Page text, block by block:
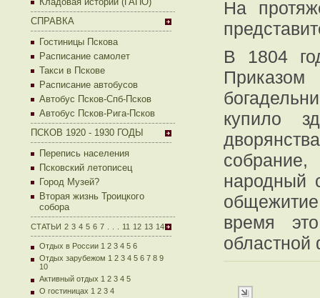
СПРАВКА
Гостиницы Пскова
Расписание самолет
Такси в Пскове
Расписание автобусов
Автобус Псков-Спб-Псков
Автобус Псков-Рига-Псков
ПСКОВ 1920 - 1930 ГОДЫ
Перепись населения
Псковский летописец
Город Музей?
Вторая жизнь Троицкого
собора
СТАТЬИ 2 3 4 5 6 7 11 12 13 14
Отдых в России 1 2 3 4 5 6
Отдых зарубежом 1 2 3 4 5 6 7 8 9
10
Активный отдых 1 2 3 4 5
О гостиницах 1 2 3 4
На
В 1804
купило
народный
время